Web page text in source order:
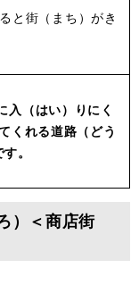
と街（まち）がき
（はい）りにく
くれる道路（どう
。
）＜商店街